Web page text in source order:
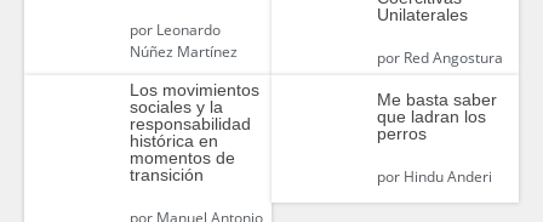
porLeonardo
Núñez Martínez
Unilaterales
porRed Angostura
Los movimientos
sociales y la
responsabilidad
histórica en
momentos de
transición
Me basta saber
que ladran los
perros
porHindu Anderi